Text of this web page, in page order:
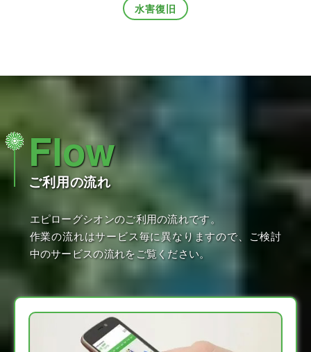
水害復旧
Flow
ご利用の流れ
エピローグシオンのご利用の流れです。
作業の流れはサービス毎に異なりますので、ご検討
中のサービスの流れをご覧ください。